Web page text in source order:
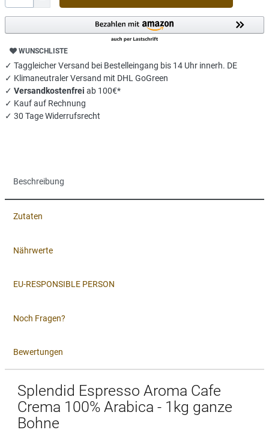
WUNSCHLISTE
✓ Taggleicher Versand bei Bestelleingang bis 14 Uhr innerh. DE
✓ Klimaneutraler Versand mit DHL GoGreen
✓ Versandkostenfrei ab 100€*
✓ Kauf auf Rechnung
✓ 30 Tage Widerrufsrecht
Beschreibung
Zutaten
Nährwerte
EU-RESPONSIBLE PERSON
Noch Fragen?
Bewertungen
Splendid Espresso Aroma Cafe
Crema 100% Arabica - 1kg ganze
Bohne